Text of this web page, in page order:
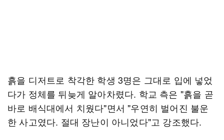
흙을 디저트로 착각한 학생 3명은 그대로 입에 넣었
다가 정체를 뒤늦게 알아차렸다. 학교 측은 "흙을 곧
바로 배식대에서 치웠다"면서 "우연히 벌어진 불운
한 사고였다. 절대 장난이 아니었다"고 강조했다.